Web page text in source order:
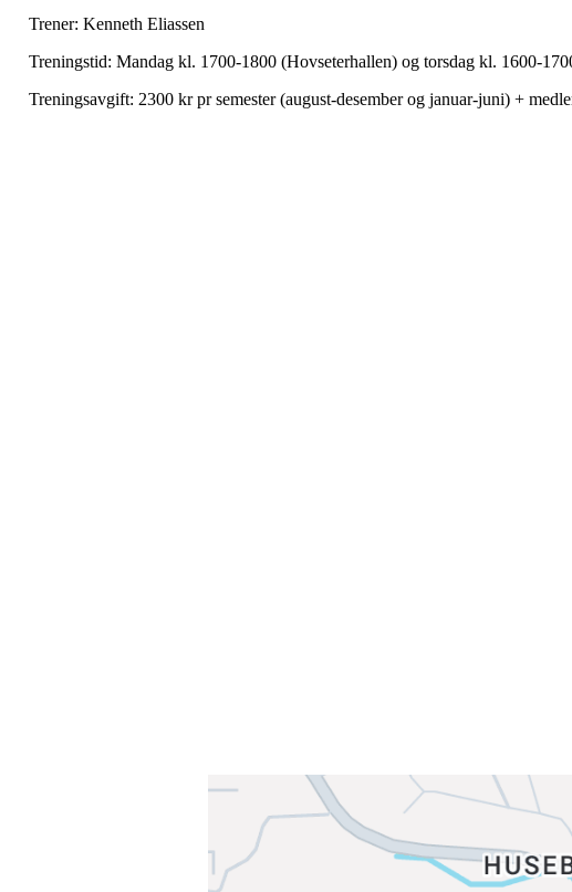
Trener: Kenneth Eliassen
Treningstid: Mandag kl. 1700-1800 (Hovseterhallen) og torsdag kl. 1600-
Treningsavgift: 2300 kr pr semester (august-desember og januar-juni) +